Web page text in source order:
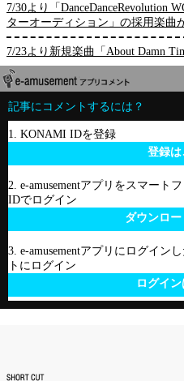
7/30より「DanceDanceRevolution
ターオーディション」の採用楽曲
7/23より新規楽曲「About Damn
記事にコメントするには？
1. KONAMI IDを登録
登録は
2. e-amusementアプリをスマート
IDでログイン
ダウンロ
3. e-amusementアプリにログイン
トにログイン
ログイ